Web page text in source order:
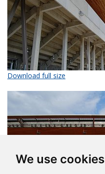
We use cookies
Download full size